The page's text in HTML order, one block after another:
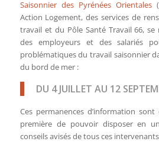
Saisonnier des Pyrénées Orientales
Action Logement, des services de
travail et du Pôle Santé Travail 66,
des employeurs et des salariés
problématiques du travail saisonnier
du bord de mer :
DU 4 JUILLET AU 12
Ces permanences d’information
première de pouvoir disposer en
conseils avisés de tous ces